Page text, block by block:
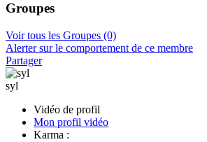
Groupes
Voir tous les Groupes (0)
Alerter sur le comportement de ce membre
Partager
syl
Vidéo de profil
Mon profil vidéo
Karma :